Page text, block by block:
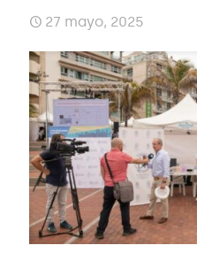
27 mayo, 2025